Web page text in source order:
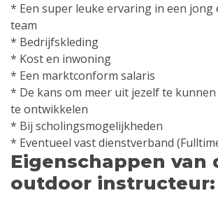
* Een super leuke ervaring in een
team
* Bedrijfskleding
* Kost en inwoning
* Een marktconform salaris
* De kans om meer uit jezelf te
te ontwikkelen
* Bij scholingsmogelijkheden
* Eventueel vast dienstverband
Eigenschappen van
outdoor instructeur: